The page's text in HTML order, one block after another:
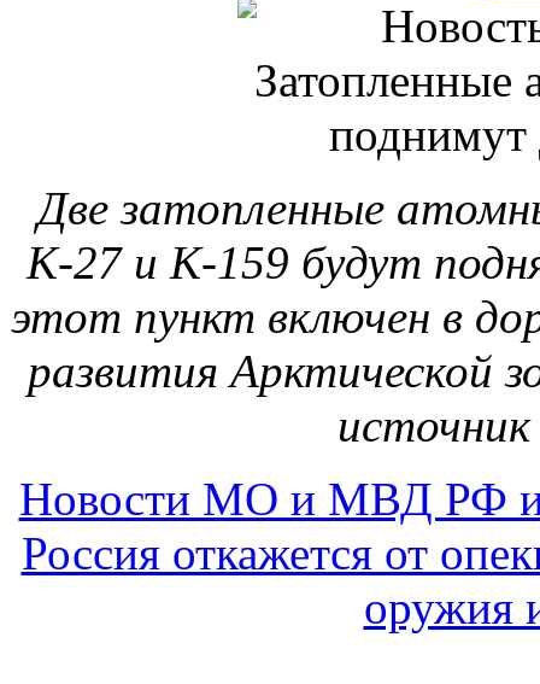
Две затопленные
К-27 и К-159 будут
этот пункт включен в
развития Арктической
Новости МО и МВД РФ
Россия откажется от
оружия